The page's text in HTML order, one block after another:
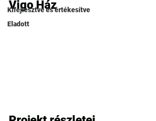
Kifejlesztve és értékesítve
Eladott
Vigo Ház